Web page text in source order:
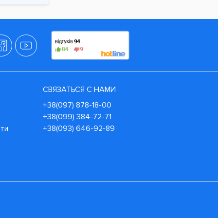
СВЯЗАТЬСЯ С НАМИ
+38(097) 878-18-00
+38(099) 384-72-71
+38(093) 646-92-89